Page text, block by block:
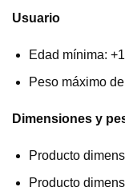
Usuario
Edad mínima:
Peso máximo
Dimensiones y
Producto
Producto